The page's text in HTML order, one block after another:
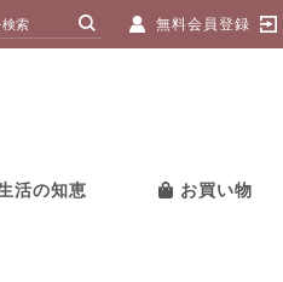
無料会員登録
活の知恵 お買い物